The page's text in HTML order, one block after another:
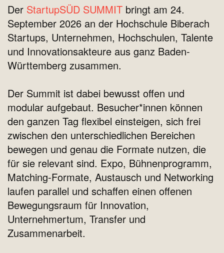
Der StartupSÜD SUMMIT bringt am 24.
September 2026 an der Hochschule Biberach
Startups, Unternehmen, Hochschulen, Talente
und Innovationsakteure aus ganz Baden-
Württemberg zusammen.
Der Summit ist dabei bewusst offen und
modular aufgebaut. Besucher*innen können
den ganzen Tag flexibel einsteigen, sich frei
zwischen den unterschiedlichen Bereichen
bewegen und genau die Formate nutzen, die
für sie relevant sind. Expo, Bühnenprogramm,
Matching-Formate, Austausch und Networking
laufen parallel und schaffen einen offenen
Bewegungsraum für Innovation,
Unternehmertum, Transfer und
Zusammenarbeit.